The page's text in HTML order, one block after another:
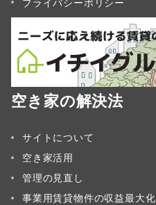
プライバシーポリシー
空き家の解決法
サイトについて
空き家活用
管理の見直し
事業用賃貸物件の収益最大化